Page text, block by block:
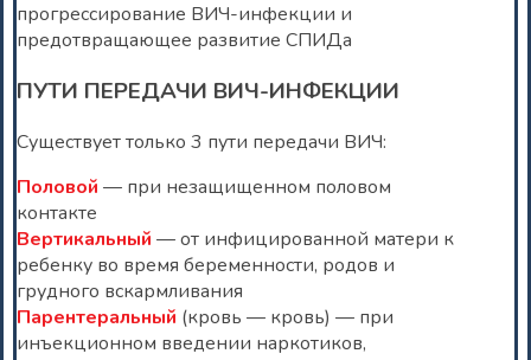
прогрессирование ВИЧ-инфекции и
предотвращающее развитие СПИДа
ПУТИ ПЕРЕДАЧИ ВИЧ-ИНФЕКЦИИ
Существует только 3 пути передачи ВИЧ:
Половой — при незащищенном половом
контакте
Вертикальный — от инфицированной матери к
ребенку во время беременности, родов и
грудного вскармливания
Парентеральный (кровь — кровь) — при
инъекционном введении наркотиков,